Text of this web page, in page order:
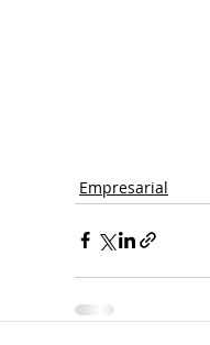
Empresarial